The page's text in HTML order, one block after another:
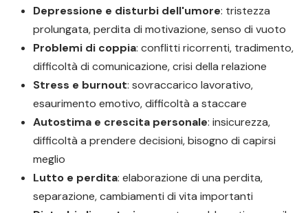
Depressione e disturbi dell'umore: tristezza
prolungata, perdita di motivazione, senso di vuoto
Problemi di coppia: conflitti ricorrenti, tradimento,
difficoltà di comunicazione, crisi della relazione
Stress e burnout: sovraccarico lavorativo,
esaurimento emotivo, difficoltà a staccare
Autostima e crescita personale: insicurezza,
difficoltà a prendere decisioni, bisogno di capirsi
meglio
Lutto e perdita: elaborazione di una perdita,
separazione, cambiamenti di vita importanti